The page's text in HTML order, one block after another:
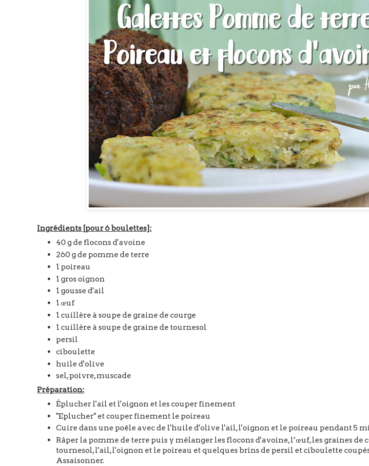
Ingrédients [pour 6 boulettes]:
40 g de flocons d'avoine
260 g de pomme de terre
1 poireau
1 gros oignon
1 gousse d'ail
1 œuf
1 cuillère à soupe de graine de courge
1 cuillère à soupe de graine de tournesol
persil
ciboulette
huile d'olive
sel, poivre, muscade
Préparation:
Éplucher l'ail et l'oignon et les couper finement
"Eplucher" et couper finement le poireau
Cuire dans une poêle avec de l'huile d'olive l'ail, l'oignon et le poireau pendant 5
Râper la pomme de terre puis y mélanger les flocons d'avoine, l’œuf, les graines de
tournesol, l'ail, l'oignon et le poireau et quelques brins de persil et ciboulette
Assaisonner.